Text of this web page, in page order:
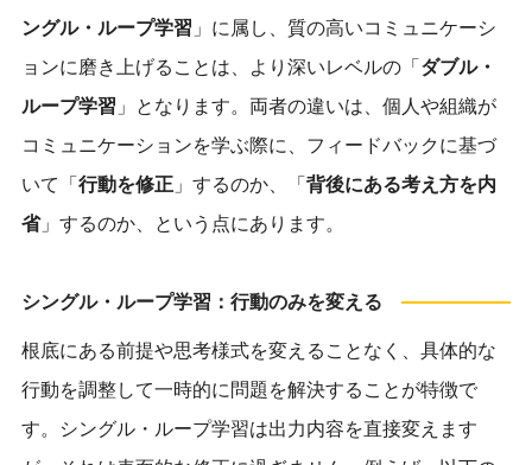
ングル・ループ学習 」に属し、質の高いコミュニケーシ
ョンに磨き上げることは、より深いレベルの「 ダブル・
ループ学習 」となります。両者の違いは、個人や組織が
コミュニケーションを学ぶ際に、フィードバックに基づ
いて「 行動を修正」するのか、「 背後にある考え方を内
省」するのか、という点にあります。
シングル・ループ学習：行動のみを変える
根底にある前提や思考様式を変えることなく、具体的な
行動を調整して一時的に問題を解決することが特徴で
す。シングル・ループ学習は出力内容を直接変えます